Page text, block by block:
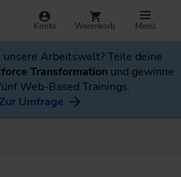
Konto Warenkorb Menü
Arbeitswelt? Teile deine
Transformation und gewinne
Web-Based Trainings.
Zur Umfrage